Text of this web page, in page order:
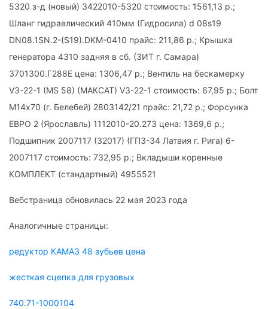
5320 з-д (новый) 3422010-5320 стоимость: 1561,13 р.;
Шланг гидравлический 410мм (Гидросила) d 08s19
DN08.1SN.2-(S19).DKM-0410 прайс: 211,86 р.; Крышка
генератора 4310 задняя в сб. (ЗИТ г. Самара)
3701300.Г288Е цена: 1306,47 р.; Вентиль на бескамерку
V3-22-1 (MS 58) (МАКСАТ) V3-22-1 стоимость: 67,95 р.; Болт
М14х70 (г. Белебей) 2803142/21 прайс: 21,72 р.; Форсунка
ЕВРО 2 (Ярославль) 1112010-20.273 цена: 1369,6 р.;
Подшипник 2007117 (32017) (ГПЗ-34 Латвия г. Рига) 6-
2007117 стоимость: 732,95 р.; Вкладыши коренные
КОМПЛЕКТ (стандартный) 4955521
Вебстраница обновилась 22 мая 2023 года
Аналогичные страницы:
редуктор КАМАЗ 48 зубьев цена
жесткая сцепка для грузовых
740.71-1000104